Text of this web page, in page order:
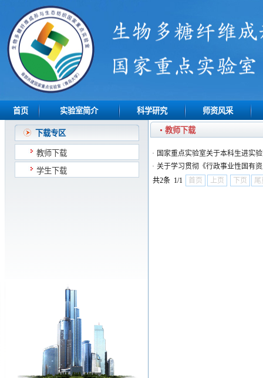
首页 实验室简介 科学研究 师资风采
下载专区
教师下载
学生下载
教师下载
· 国家重点实验室关于本科生进实
· 关于学习贯彻《行政事业性国有
共2条 1/1
首页 上页 下页 尾